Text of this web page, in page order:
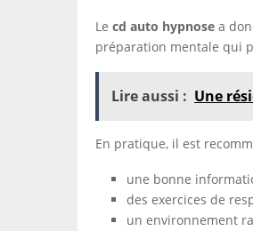
Le cd auto hypnose a
préparation mentale qui
Lire aussi : Une
En pratique, il est
une bonne
des exercices de
un environnement